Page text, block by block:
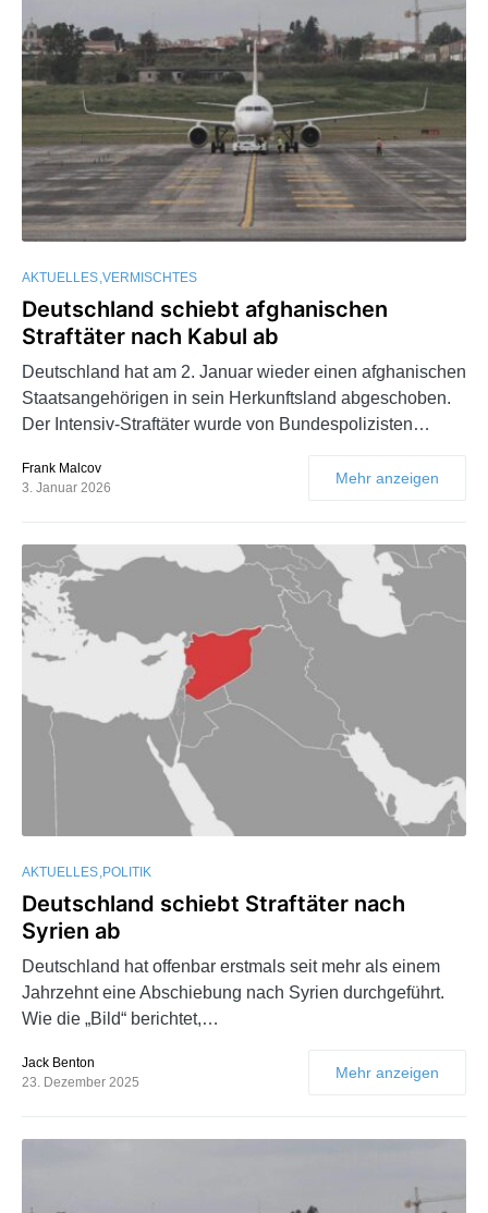
AKTUELLES VERMISCHTES
Deutschland schiebt afghanischen
Straftäter nach Kabul ab
Deutschland hat am 2. Januar wieder einen afghanischen
Staatsangehörigen in sein Herkunftsland abgeschoben.
Der Intensiv-Straftäter wurde von Bundespolizisten…
Frank Malcov
3. Januar 2026
Mehr anzeigen
AKTUELLES POLITIK
Deutschland schiebt Straftäter nach
Syrien ab
Deutschland hat offenbar erstmals seit mehr als einem
Jahrzehnt eine Abschiebung nach Syrien durchgeführt.
Wie die „Bild“ berichtet,…
Jack Benton
23. Dezember 2025
Mehr anzeigen